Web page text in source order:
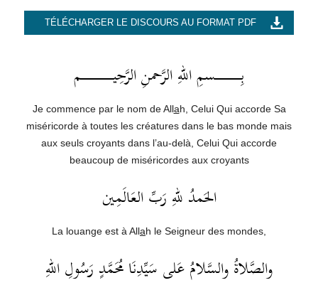
TÉLÉCHARGER LE DISCOURS AU FORMAT PDF
بِــــــــــــــــــسمِ اللهِ الرَّحمنِ الرَّحِيــــــــــــــــــــــم
Je commence par le nom de Allah, Celui Qui accorde Sa
miséricorde à toutes les créatures dans le bas monde mais
aux seuls croyants dans l’au-delà, Celui Qui accorde
beaucoup de miséricordes aux croyants
الحَمدُ للهِ رَبِّ العَالَمِين
La louange est à Allah le Seigneur des mondes,
والصَّلاةُ والسَّلامُ عَلى سَيِّدِنَا مُحَمَّدٍ رَسُولِ اللهِ